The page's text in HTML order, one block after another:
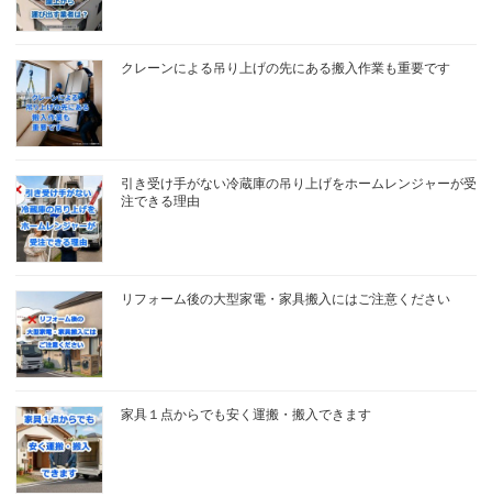
クレーンによる吊り上げの先にある搬入作業も重要です
引き受け手がない冷蔵庫の吊り上げをホームレンジャーが受
注できる理由
リフォーム後の大型家電・家具搬入にはご注意ください
家具１点からでも安く運搬・搬入できます